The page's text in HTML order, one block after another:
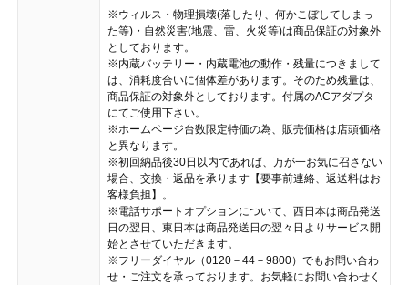
※ウィルス・物理損壊(落したり、何かこぼしてしまっ
た等)・自然災害(地震、雷、火災等)は商品保証の対象外
としております。
※内蔵バッテリー・内蔵電池の動作・残量につきまして
は、消耗度合いに個体差があります。そのため残量は、
商品保証の対象外としております。付属のACアダプタ
にてご使用下さい。
※ホームページ台数限定特価の為、販売価格は店頭価格
と異なります。
※初回納品後30日以内であれば、万が一お気に召さない
場合、交換・返品を承ります【要事前連絡、返送料はお
客様負担】。
※電話サポートオプションについて、西日本は商品発送
日の翌日、東日本は商品発送日の翌々日よりサービス開
始とさせていただきます。
※フリーダイヤル（0120－44－9800）でもお問い合わ
せ・ご注文を承っております。お気軽にお問い合わせく